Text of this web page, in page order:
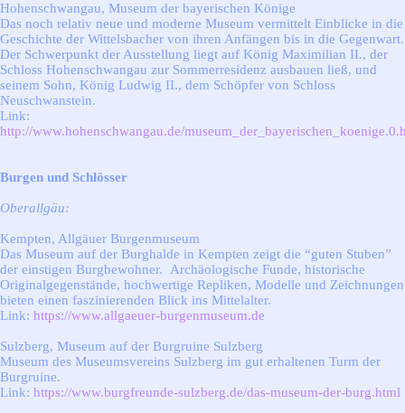
Hohenschwangau, Museum der bayerischen Könige
Das noch relativ neue und moderne Museum vermittelt Einblicke in die
Geschichte der Wittelsbacher von ihren Anfängen bis in die Gegenwart.
Der Schwerpunkt der Ausstellung liegt auf König Maximilian II., der
Schloss Hohenschwangau zur Sommerresidenz ausbauen ließ, und
seinem Sohn, König Ludwig II., dem Schöpfer von Schloss
Neuschwanstein.
Link:
http://www.hohenschwangau.de/
Burgen und Schlösser
Oberallgäu:
Kempten, Allgäuer Burgenmuseum
Das Museum auf der Burghalde in Kempten zeigt die “guten Stuben”
der einstigen Burgbewohner. Archäologische Funde, historische
Originalgegenstände, hochwertige Repliken, Modelle und Zeichnungen
bieten einen faszinierenden Blick ins Mittelalter.
Link: https://www.allgaeuer-burgenmuseum.de
Sulzberg, Museum auf der Burgruine Sulzberg
Museum des Museumsvereins Sulzberg im gut erhaltenen Turm der
Burgruine.
Link: https://www.burgfreunde-sulzberg.de/das-museum-der-burg.html